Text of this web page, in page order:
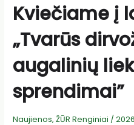
Kviečiame į
„Tvarūs
augalinių
sprendimai”
Naujienos,ŽŪR Renginiai /